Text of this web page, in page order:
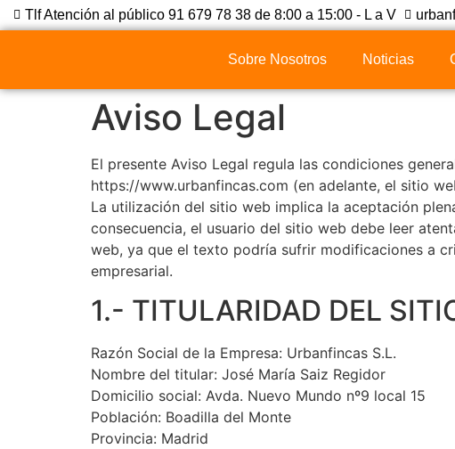
Tlf Atención al público 91 679 78 38 de 8:00 a 15:00 - L a V
Sobre Nosotros Noticias
Aviso Legal
El presente Aviso Legal regula las condiciones
https://www.urbanfincas.com (en adelante, el sitio
La utilización del sitio web implica la aceptación
consecuencia, el usuario del sitio web debe leer
web, ya que el texto podría sufrir modificaciones a
empresarial.
1.- TITULARIDAD DEL
Razón Social de la Empresa: Urbanfincas S.L.
Nombre del titular: José María Saiz Regidor
Domicilio social: Avda. Nuevo Mundo nº9 local 15
Población: Boadilla del Monte
Provincia: Madrid